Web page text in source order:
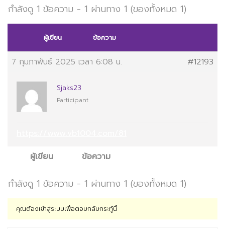
กำลังดู 1 ข้อความ - 1 ผ่านทาง 1 (ของทั้งหมด 1)
ผู้เขียน ข้อความ
7 กุมภาพันธ์ 2025 เวลา 6:08 น. #12193
Sjaks23
Participant
ผู้เขียน
ข้อความ
กำลังดู 1 ข้อความ - 1 ผ่านทาง 1 (ของทั้งหมด 1)
คุณต้องเข้าสู่ระบบเพื่อตอบกลับกระทู้นี้